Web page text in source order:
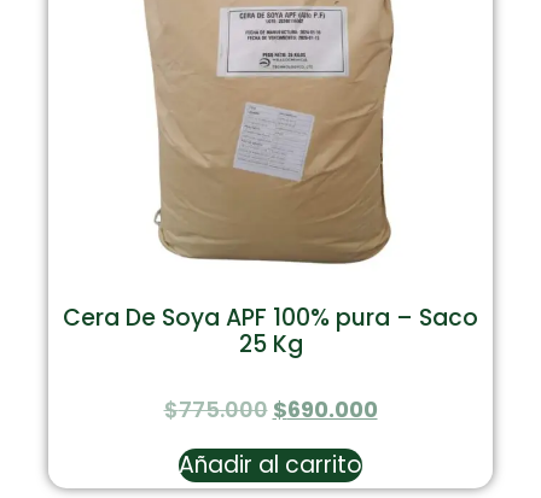
Cera De Soya APF 100% pura – Saco
25 Kg
$775.000 $690.000
Añadir al carrito